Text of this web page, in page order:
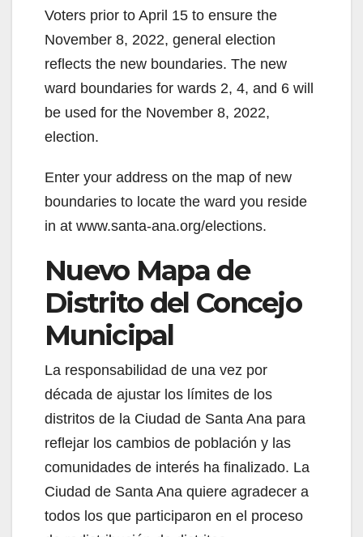
Voters prior to April 15 to ensure the
November 8, 2022, general election
reflects the new boundaries. The new
ward boundaries for wards 2, 4, and 6 will
be used for the November 8, 2022,
election.
Enter your address on the map of new
boundaries to locate the ward you reside
in at www.santa-ana.org/elections.
Nuevo Mapa de
Distrito del Concejo
Municipal
La responsabilidad de una vez por
década de ajustar los límites de los
distritos de la Ciudad de Santa Ana para
reflejar los cambios de población y las
comunidades de interés ha finalizado. La
Ciudad de Santa Ana quiere agradecer a
todos los que participaron en el proceso